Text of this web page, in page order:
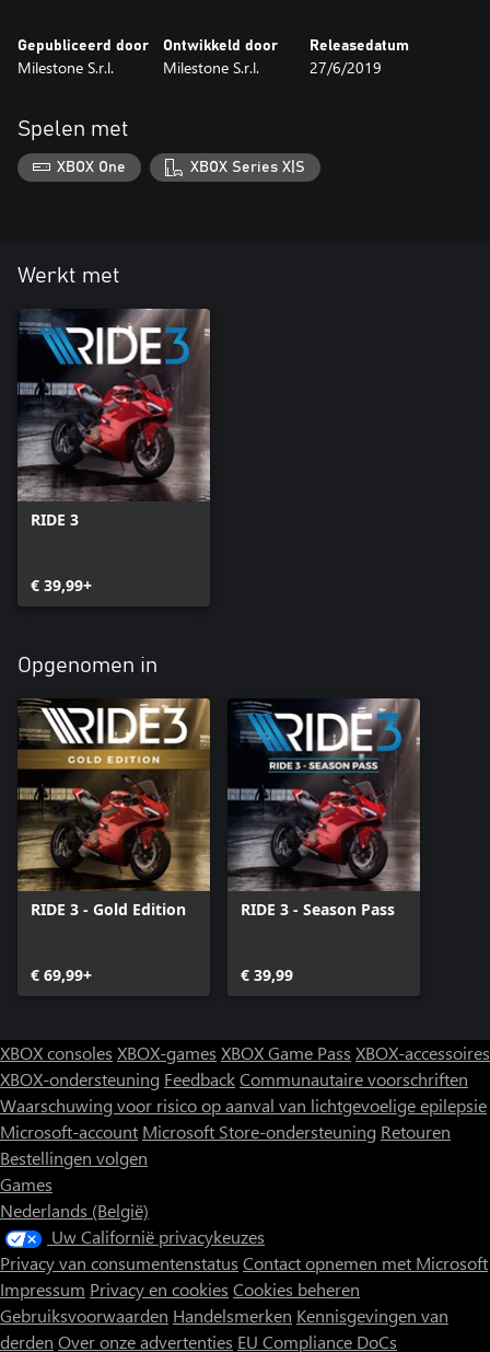
Gepubliceerd door
Milestone S.r.l.
Ontwikkeld door
Milestone S.r.l.
Releasedatum
27/6/2019
Spelen met
XBOX One XBOX Series X|S
Werkt met
RIDE 3
€ 39,99+
Opgenomen in
RIDE 3 - Gold Edition
€ 69,99+
RIDE 3 - Season Pass
€ 39,99
XBOX consoles XBOX-games XBOX Game Pass XBOX-accessoires
XBOX-ondersteuning FeedbackCommunautaire voorschriften
Waarschuwing voor risico op aanval van lichtgevoelige epilepsie
Microsoft-account Microsoft Store-ondersteuning Retouren
Bestellingen volgen
Games
Nederlands (België)
Uw Californië privacykeuzes
Privacy van consumentenstatus Contact opnemen met Microsoft
Impressum Privacy en cookies Cookies beheren
Gebruiksvoorwaarden Handelsmerken Kennisgevingen van
derden Over onze advertenties EU Compliance DoCs